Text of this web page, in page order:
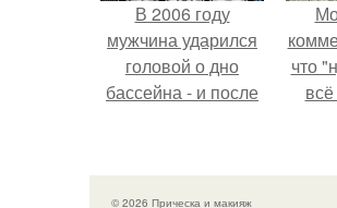
В 2006 году
мужчина ударился
головой о дно
бассейна - и после
странным образом.
что
© 2026 Прическа и макияж